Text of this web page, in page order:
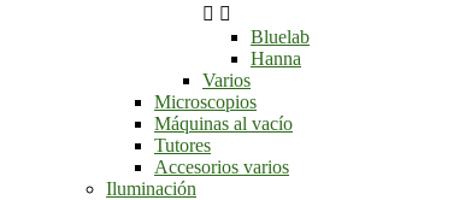
 
Bluelab
Hanna
Varios
Microscopios
Máquinas al vacío
Tutores
Accesorios varios
Iluminación